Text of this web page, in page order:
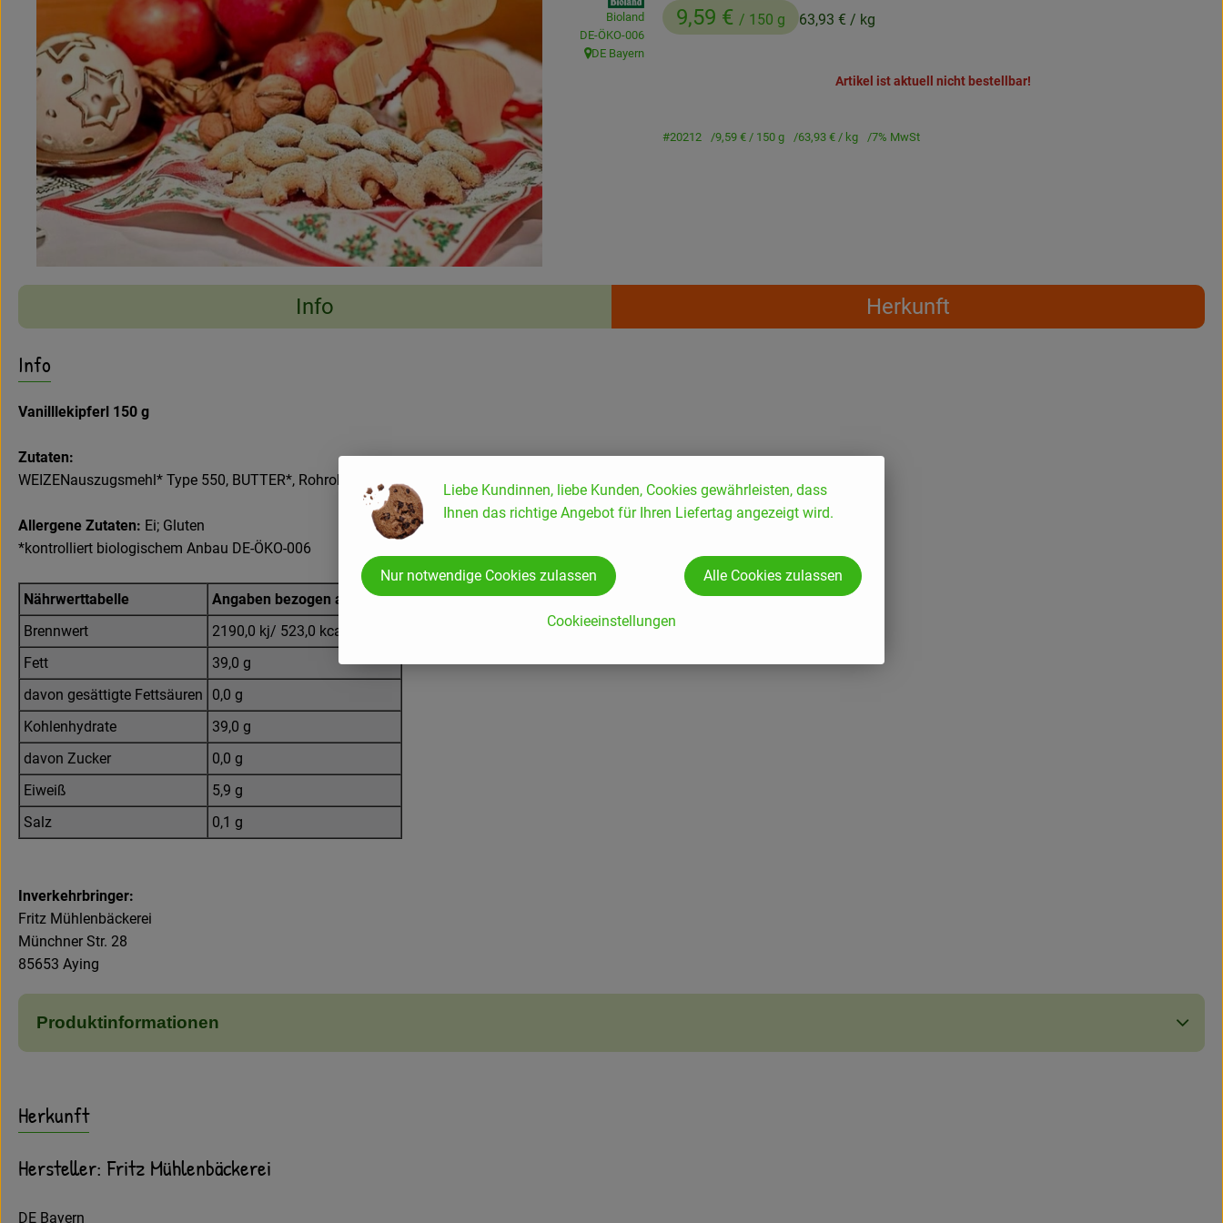
9,59 € / 150 g 63,93 € / kg
Bioland
, Kontrollstelle:
DE-ÖKO-006
, Herkunft:
DE Bayern
Artikel ist aktuell nicht bestellbar!
#20212 9,59 € / 150 g 63,93 € / kg 7% MwSt
Rezepte
Info Herkunft
Info
Vanilllekipferl 150 g
Zutaten:
WEIZENauszugsmehl* Type 550, BUTTER*, Rohrohrzucker*, EIER*, Meersalz, Bourbonvanille*
Allergene Zutaten: Ei; Gluten
*kontrolliert biologischem Anbau DE-ÖKO-006
Nährwerttabelle
Angaben bezogen auf 100 g
Brennwert
2190,0 kj/ 523,0 kcal
Fett
39,0 g
davon gesättigte Fettsäuren
0,0 g
Kohlenhydrate
39,0 g
davon Zucker
0,0 g
Eiweiß
5,9 g
Salz
0,1 g
Inverkehrbringer:
Fritz Mühlenbäckerei
Münchner Str. 28
85653 Aying
Produktinformationen
Herkunft
Hersteller: Fritz Mühlenbäckerei
DE Bayern
Liebe Kundinnen, liebe Kunden, Cookies gewährleisten, dass
Ihnen das richtige Angebot für Ihren Liefertag angezeigt wird.
Cookieeinstellungen
Nur notwendige Cookies zulassen Alle Cookies zulassen